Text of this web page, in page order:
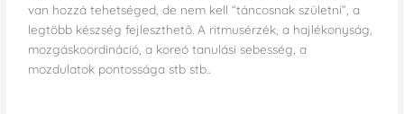
van hozzá tehetséged, de nem kell “táncosnak születni”, a
legtöbb készség fejleszthető. A ritmusérzék, a hajlékonyság,
mozgáskoordináció, a koreó tanulási sebesség, a
mozdulatok pontossága stb stb..